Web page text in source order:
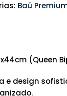
Baú
(Queen
e design